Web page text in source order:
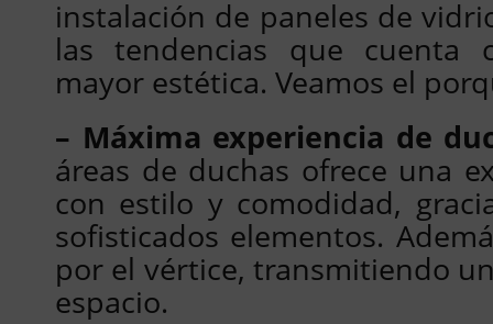
instalación de paneles de
las tendencias que cuenta
mayor estética. Veamos el
– Máxima experiencia de
áreas de duchas ofrece una
con estilo y comodidad,
sofisticados elementos.
por el vértice, transmitiendo
espacio.